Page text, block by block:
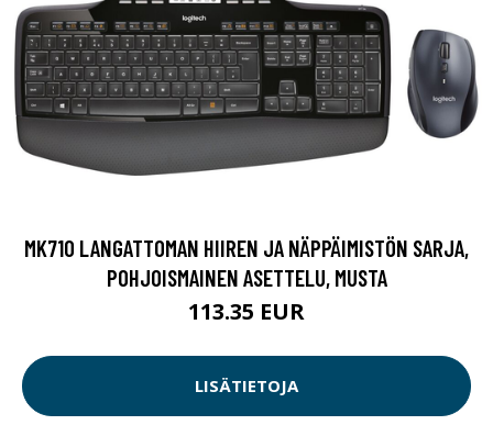
MK710 LANGATTOMAN HIIREN JA NÄPPÄIMISTÖN SARJA,
POHJOISMAINEN ASETTELU, MUSTA
113.35 EUR
LISÄTIETOJA